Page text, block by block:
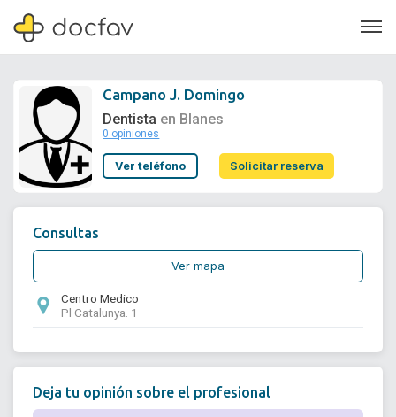
Soporte
Campano J. Domingo
Dentista en Blanes
0 opiniones
Ver teléfono Solicitar reserva
Consultas
Ver mapa
Centro Medico
Pl Catalunya. 1
Deja tu opinión sobre el profesional